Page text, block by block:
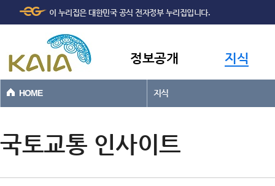
본문바로가기
이 누리집은 대한민국 공식 전자정부 누리집입니다.
정보공개 지식
HOME 지식
국토교통 인사이트